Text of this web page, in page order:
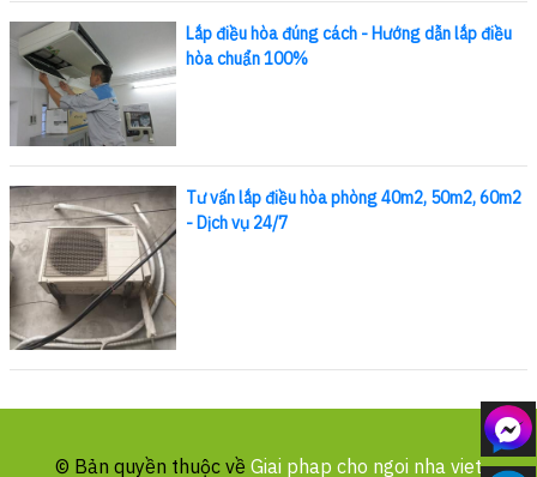
Lắp điều hòa đúng cách - Hướng dẫn lắp điều
hòa chuẩn 100%
Tư vấn lắp điều hòa phòng 40m2, 50m2, 60m2
- Dịch vụ 24/7
© Bản quyền thuộc về Giai phap cho ngoi nha viet